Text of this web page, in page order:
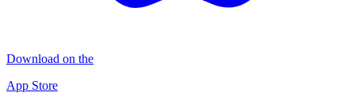
Download on the
App Store